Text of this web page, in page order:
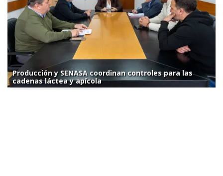
Producción y SENASA coordinan controles para las
cadenas láctea y apícola